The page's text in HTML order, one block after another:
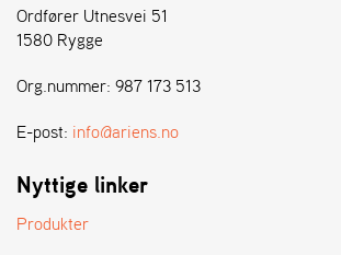
Ordfører Utnesvei 51
1580 Rygge
Org.nummer: 987 173 513
E-post: info@ariens.no
Nyttige linker
Produkter